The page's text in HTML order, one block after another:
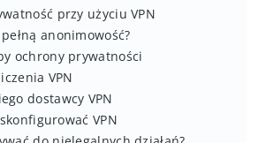
przy użyciu VPN
anonimowość?
ochrony prywatności
VPN
dostawcy VPN
VPN